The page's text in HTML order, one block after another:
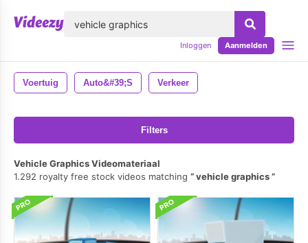
Inloggen Aanmelden
Voertuig Auto&#39;s Verkeer
Filters
Vehicle Graphics Videomateriaal
1.292 royalty free stock videos matching
vehicle graphics